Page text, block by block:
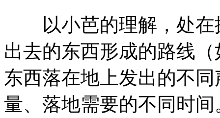
以小芭的理解，处在
出去的东西形成的路线
东西落在地上发出的不
量、落地需要的不同时